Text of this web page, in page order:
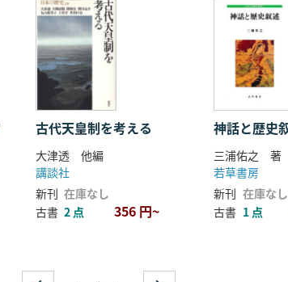
古代天皇制を考える
大津透 他編
講談社
新刊 在庫なし
古書 2 点 356 円~
神話と歴史
三浦佑之 著
若草書房
新刊 在庫なし
古書 1 点